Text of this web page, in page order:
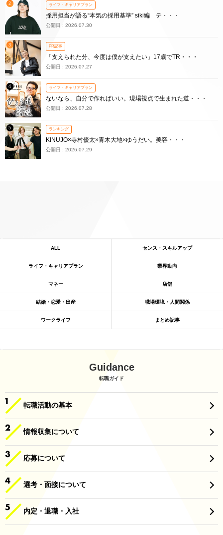
2 ライフ・キャリアプラン
採用担当が語る“本気の採用基準” siki編 テ・・・
公開日 : 2026.07.30
3 PR記事
「支えられた分、今度は僕が支えたい」17歳でTR・・・
公開日 : 2026.07.27
4 ライフ・キャリアプラン
ないなら、自分で作ればいい。現場視点で生まれた道・・・
公開日 : 2026.07.28
5 ランキング
KINUJO×寺村優太×青木大地×ゆうだい。美容・・・
公開日 : 2026.07.29
ALL センス・スキルアップ
ライフ・キャリアプラン 業界動向
マネー 店舗
結婚・恋愛・出産 職場環境・人間関係
ワークライフ まとめ記事
Guidance
転職ガイド
転職活動の基本
情報収集について
応募について
選考・面接について
内定・退職・入社